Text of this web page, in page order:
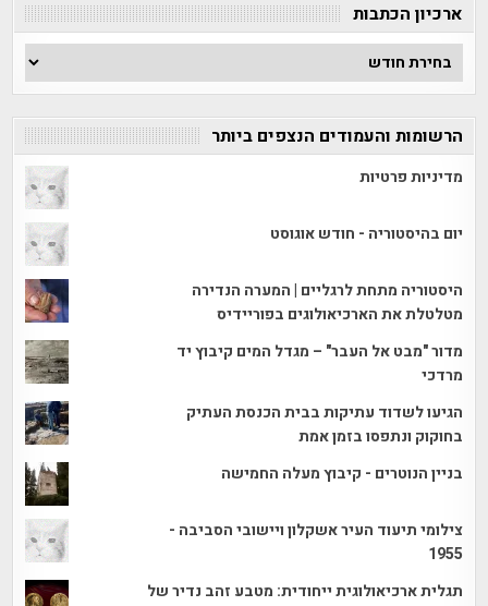
ארכיון הכתבות
ארכיון
הכתבות
הרשומות והעמודים הנצפים ביותר
מדיניות פרטיות
יום בהיסטוריה - חודש אוגוסט
היסטוריה מתחת לרגליים | המערה הנדירה
מטלטלת את הארכיאולוגים בפוריידיס
מדור "מבט אל העבר" – מגדל המים קיבוץ יד
מרדכי
הגיעו לשדוד עתיקות בבית הכנסת העתיק
בחוקוק ונתפסו בזמן אמת
בניין הנוטרים - קיבוץ מעלה החמישה
צילומי תיעוד העיר אשקלון ויישובי הסביבה -
1955
תגלית ארכיאולוגית ייחודית: מטבע זהב נדיר של